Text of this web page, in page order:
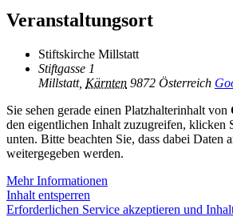
Veranstaltungsort
Stiftskirche Millstatt
Stiftgasse 1
Millstatt, Kärnten 9872 Österreich
Sie sehen gerade einen Platzhalterinhalt von
den eigentlichen Inhalt zuzugreifen, klicken
unten. Bitte beachten Sie, dass dabei Daten
weitergegeben werden.
Mehr Informationen
Inhalt entsperren
Erforderlichen Service akzeptieren und